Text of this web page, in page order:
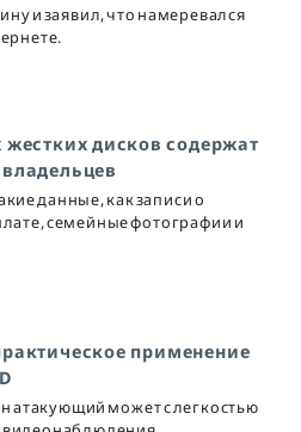
и заявил, что намеревался
дисков содержат
данные, как записи о
семейные фотографии и
применение
атакующий может с легкостью